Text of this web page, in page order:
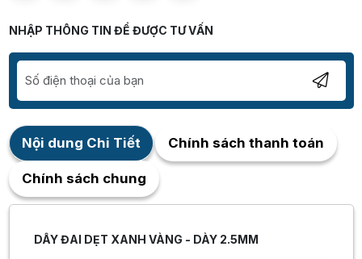
NHẬP THÔNG TIN ĐỂ ĐƯỢC TƯ VẤN
Nội dung Chi Tiết Chính sách thanh toán
Chính sách chung
DÂY ĐAI DẸT XANH VÀNG - DÀY 2.5MM